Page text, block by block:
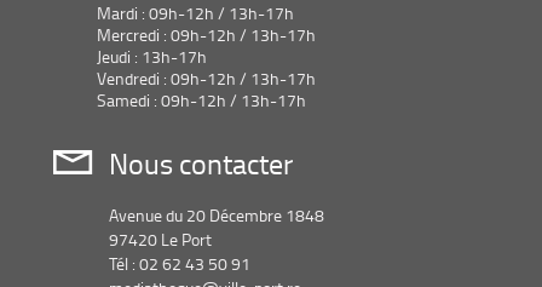
Mardi : 09h-12h / 13h-17h
Mercredi : 09h-12h / 13h-17h
Jeudi : 13h-17h
Vendredi : 09h-12h / 13h-17h
Samedi : 09h-12h / 13h-17h
Nous contacter
Avenue du 20 Décembre 1848
97420 Le Port
Tél : 02 62 43 50 91